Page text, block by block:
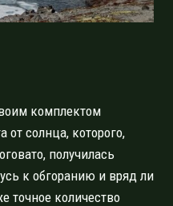
комплектом
от солнца, которого,
получилась
к обгоранию и вряд ли
точное количество